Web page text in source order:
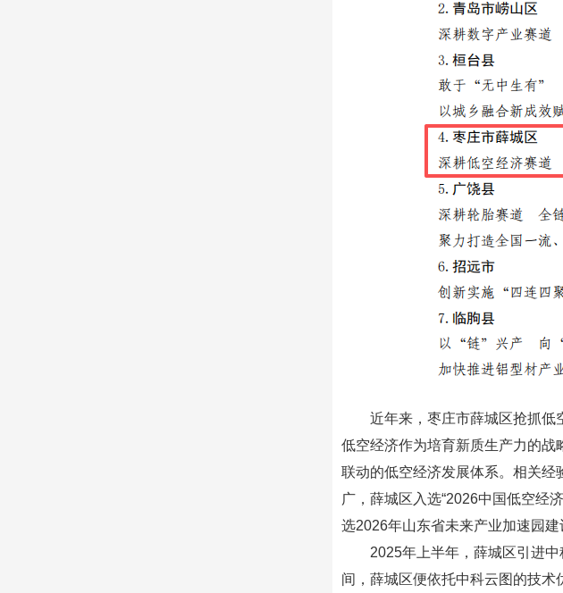
近年来，枣庄市薛城区抢抓低
低空经济作为培育新质生产力的
联动的低空经济发展体系。相关经
广，薛城区入选“2026中国低空经
选2026年山东省未来产业加速园建
2025年上半年，薛城区引进
间，薛城区便依托中科云图的技